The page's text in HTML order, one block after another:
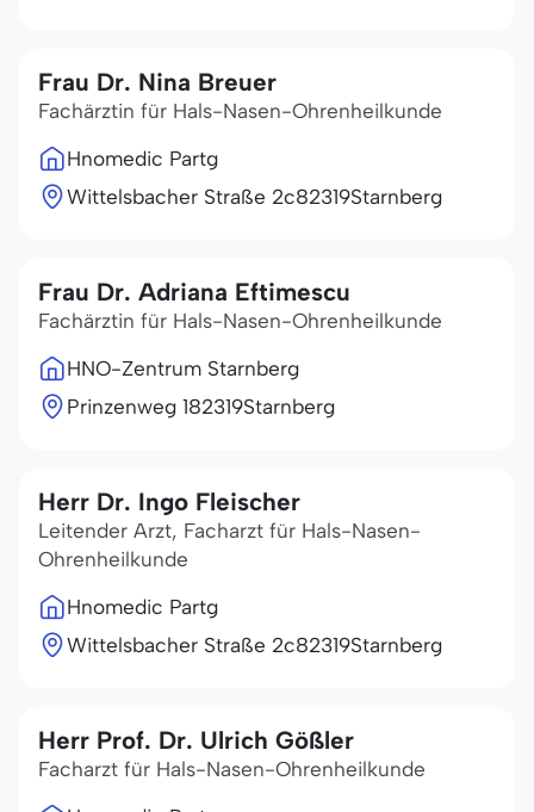
Frau Dr. Nina Breuer
Fachärztin für Hals-Nasen-Ohrenheilkunde
Hnomedic Partg
Wittelsbacher Straße 2c82319Starnberg
Frau Dr. Adriana Eftimescu
Fachärztin für Hals-Nasen-Ohrenheilkunde
HNO-Zentrum Starnberg
Prinzenweg 182319Starnberg
Herr Dr. Ingo Fleischer
Leitender Arzt, Facharzt für Hals-Nasen-
Ohrenheilkunde
Hnomedic Partg
Wittelsbacher Straße 2c82319Starnberg
Herr Prof. Dr. Ulrich Gößler
Facharzt für Hals-Nasen-Ohrenheilkunde